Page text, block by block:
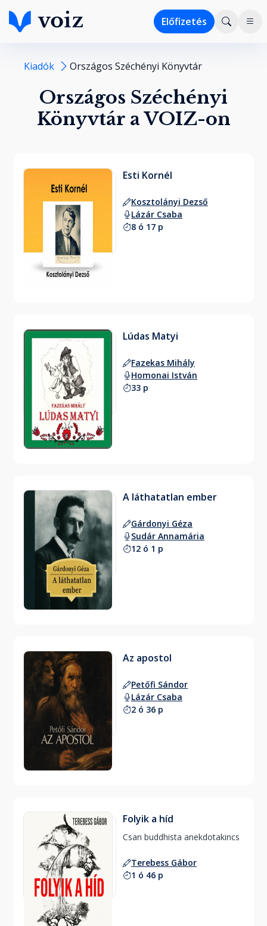
Előfizetés
Kiadók Országos Széchényi Könyvtár
Országos Széchényi
Könyvtár a VOIZ-on
Esti Kornél
Kosztolányi Dezső
Lázár Csaba
8 ó 17 p
Lúdas Matyi
Fazekas Mihály
Homonai István
33 p
A láthatatlan ember
Gárdonyi Géza
Sudár Annamária
12 ó 1 p
Az apostol
Petőfi Sándor
Lázár Csaba
2 ó 36 p
Folyik a híd
Terebess Gábor
1 ó 46 p